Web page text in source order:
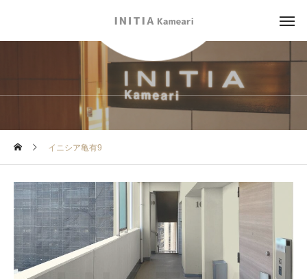
BLOG
イニシア亀有9